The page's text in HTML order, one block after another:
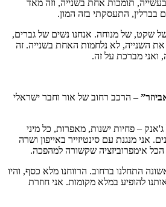
תומכות אחת בשנייה, וזה מאד
בברלין, התעסקתי בזה המון.
שקט, של מנוחה. אנחנו נשים של גברים,
השנייה, לא נלחמות האחת בשנייה. זה
ואני מברכת על זה.
– הרכב רחוב של אור וחבר ישראלי
– פחיות ישנות, מאפרות, כל מיני
אני מנגנת עם סינטיזייר באייפון ושרה
הכל אימפרוביזציה שקשורה למהפכה.
התחלנו ברחוב. הרווחנו מלא כסף, והיו
להופיע במלא מקומות. אני חוזרת